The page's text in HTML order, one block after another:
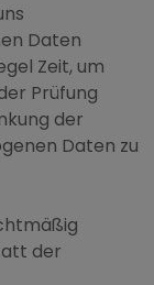
Daten
Zeit, um
Prüfung
der
Daten zu
der